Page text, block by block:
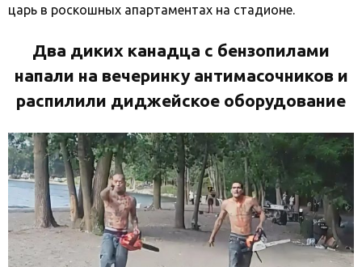
царь в роскошных апартаментах на стадионе.
Два диких канадца с бензопилами
напали на вечеринку антимасочников и
распилили диджейское оборудование